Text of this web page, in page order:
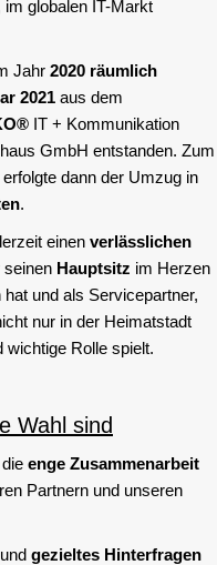
globalen IT-Markt
Jahr 2020 räumlich
2021 aus dem
IT + Kommunikation
GmbH entstanden. Zum
dann der Umzug in
.
einen verlässlichen
seinen Hauptsitz im Herzen
hat und als Servicepartner,
nur in der Heimatstadt
wichtige Rolle spielt.
Wahl sind
enge Zusammenarbeit
Partnern und unseren
und gezieltes Hinterfragen